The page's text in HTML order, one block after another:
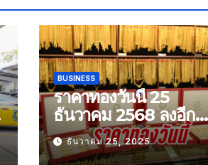
BUSINESS
ราคาทองวันนี้ 25
ธันวาคม 2568 ลงอีก
100 บาท
ธันวาคม 25, 2025